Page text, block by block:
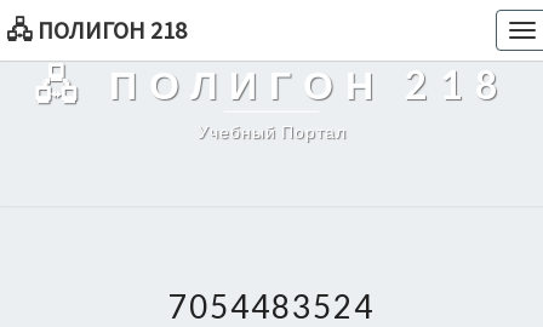
🖧 ПОЛИГОН 218
🖧 ПОЛИГОН 218
Учебный Портал
7054483524